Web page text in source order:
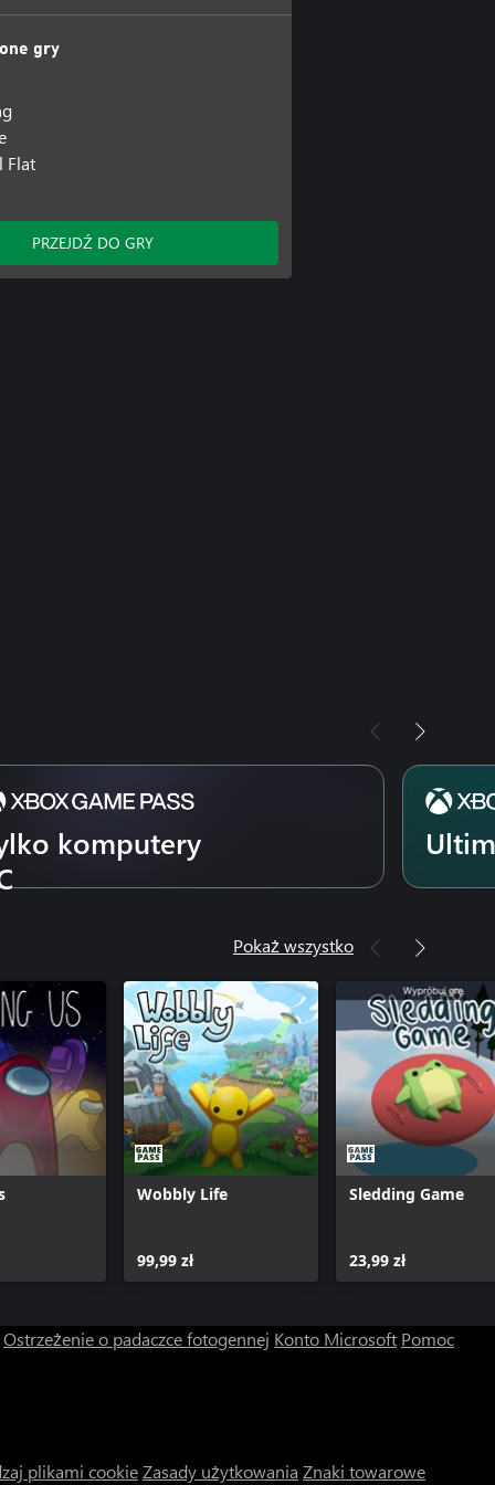
gry
Flat
PRZEJDŹ DO GRY
komputery
Pokaż wszystko
Wobbly Life
99,99 zł
Sledding Game
23,99 zł
Ostrzeżenie o padaczce fotogennej Konto Microsoft Pomoc
plikami cookieZasady użytkowania Znaki towarowe